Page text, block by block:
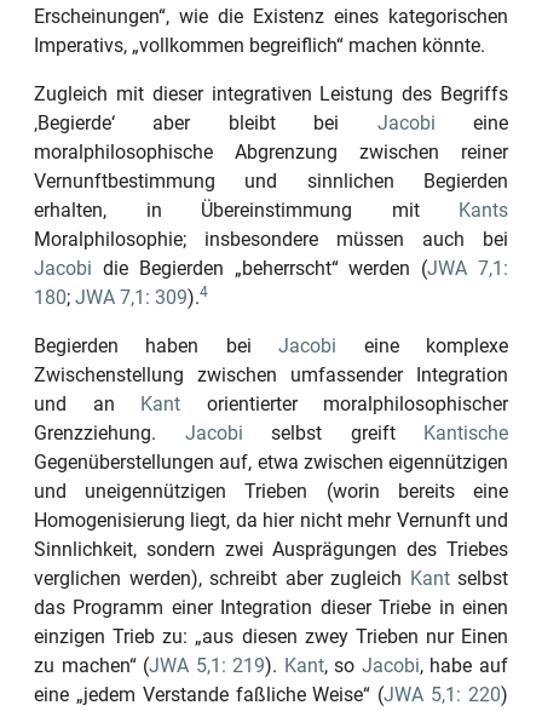
Erscheinungen“, wie die Existenz eines kategorischen
Imperativs, „vollkommen begreiflich“ machen könnte.
Zugleich mit dieser integrativen Leistung des Begriffs
‚Begierde‘ aber bleibt bei Jacobi eine
moralphilosophische Abgrenzung zwischen reiner
Vernunftbestimmung und sinnlichen Begierden
erhalten, in Übereinstimmung mit Kants
Moralphilosophie; insbesondere müssen auch bei
Jacobi die Begierden „beherrscht“werden (JWA 7,1:
180; JWA 7,1: 309).4
Begierden haben beiJacobi eine komplexe
Zwischenstellung zwischen umfassender Integration
und an Kant orientierter moralphilosophischer
Grenzziehung. Jacobi selbst greift Kantische
Gegenüberstellungen auf, etwa zwischen eigennützigen
und uneigennützigen Trieben (worin bereits eine
Homogenisierung liegt, da hier nicht mehr Vernunft und
Sinnlichkeit, sondern zwei Ausprägungen des Triebes
verglichen werden), schreibt aber zugleich Kantselbst
das Programm einer Integration dieser Triebe in einen
einzigen Trieb zu: „aus diesen zwey Trieben nur Einen
zu machen“(JWA 5,1: 219). Kant, so Jacobi, habe auf
eine „jedem Verstande faßliche Weise“ (JWA 5,1: 220)